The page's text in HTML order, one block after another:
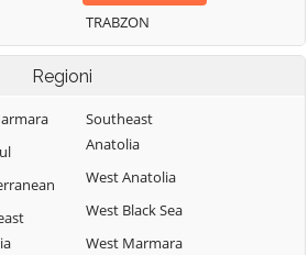
TRABZON
Regioni
Southeast
Anatolia
West Anatolia
West Black Sea
West Marmara